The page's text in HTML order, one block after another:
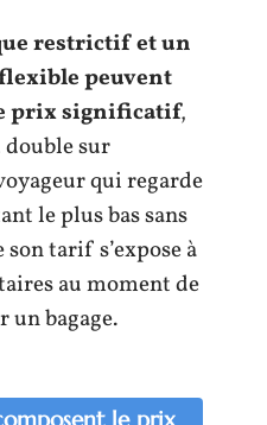
restrictif et un
peuvent
prix significatif,
sur
qui regarde
le plus bas sans
tarif s’expose à
au moment de
un bagage.
le prix